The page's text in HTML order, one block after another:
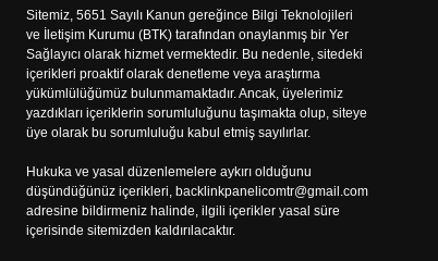
Sitemiz, 5651 Sayılı Kanun gereğince Bilgi Teknolojileri
ve İletişim Kurumu (BTK) tarafından onaylanmış bir Yer
Sağlayıcı olarak hizmet vermektedir. Bu nedenle, sitedeki
içerikleri proaktif olarak denetleme veya araştırma
yükümlülüğümüz bulunmamaktadır. Ancak, üyelerimiz
yazdıkları içeriklerin sorumluluğunu taşımakta olup, siteye
üye olarak bu sorumluluğu kabul etmiş sayılırlar.
Hukuka ve yasal düzenlemelere aykırı olduğunu
düşündüğünüz içerikleri, backlinkpanelicomtr@gmail.com
adresine bildirmeniz halinde, ilgili içerikler yasal süre
içerisinde sitemizden kaldırılacaktır.